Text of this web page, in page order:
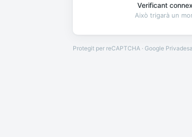
Verificant
Això trigarà un
Protegit per reCAPTCHA · Google Privadesa